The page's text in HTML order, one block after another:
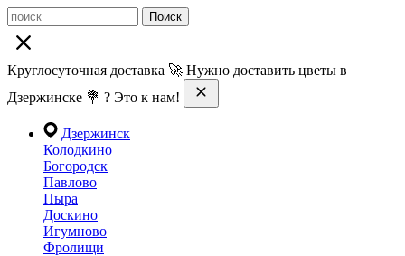
Поиск
Круглосуточная доставка 🚀 Нужно доставить цветы в
Дзержинске 💐 ? Это к нам!
Дзержинск
Колодкино
Богородск
Павлово
Пыра
Доскино
Игумново
Фролищи